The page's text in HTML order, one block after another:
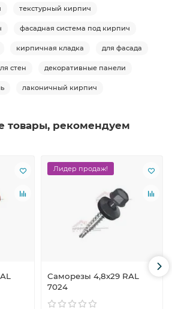
текстурный кирпич
фасадная система под кирпич
кирпичная кладка для фасада
стен декоративные панели
лаконичный кирпич
товары, рекомендуем
Лидер продаж!
Саморезы 4,8х29 RAL
7024